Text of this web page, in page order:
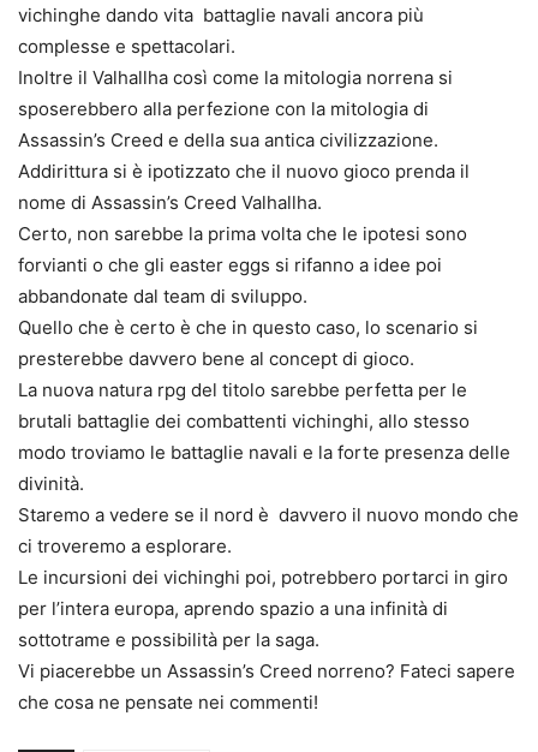
vichinghe dando vita battaglie navali ancora più
complesse e spettacolari.
Inoltre il Valhallha così come la mitologia norrena si
sposerebbero alla perfezione con la mitologia di
Assassin’s Creed e della sua antica civilizzazione.
Addirittura si è ipotizzato che il nuovo gioco prenda il
nome di Assassin’s Creed Valhallha.
Certo, non sarebbe la prima volta che le ipotesi sono
forvianti o che gli easter eggs si rifanno a idee poi
abbandonate dal team di sviluppo.
Quello che è certo è che in questo caso, lo scenario si
presterebbe davvero bene al concept di gioco.
La nuova natura rpg del titolo sarebbe perfetta per le
brutali battaglie dei combattenti vichinghi, allo stesso
modo troviamo le battaglie navali e la forte presenza delle
divinità.
Staremo a vedere se il nord è davvero il nuovo mondo che
ci troveremo a esplorare.
Le incursioni dei vichinghi poi, potrebbero portarci in giro
per l’intera europa, aprendo spazio a una infinità di
sottotrame e possibilità per la saga.
Vi piacerebbe un Assassin’s Creed norreno? Fateci sapere
che cosa ne pensate nei commenti!